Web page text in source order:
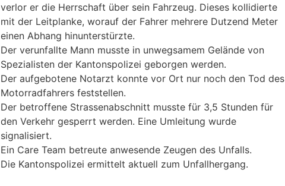
verlor er die Herrschaft über sein Fahrzeug. Dieses kollidierte
mit der Leitplanke, worauf der Fahrer mehrere Dutzend Meter
einen Abhang hinunterstürzte.
Der verunfallte Mann musste in unwegsamem Gelände von
Spezialisten der Kantonspolizei geborgen werden.
Der aufgebotene Notarzt konnte vor Ort nur noch den Tod des
Motorradfahrers feststellen.
Der betroffene Strassenabschnitt musste für 3,5 Stunden für
den Verkehr gesperrt werden. Eine Umleitung wurde
signalisiert.
Ein Care Team betreute anwesende Zeugen des Unfalls.
Die Kantonspolizei ermittelt aktuell zum Unfallhergang.